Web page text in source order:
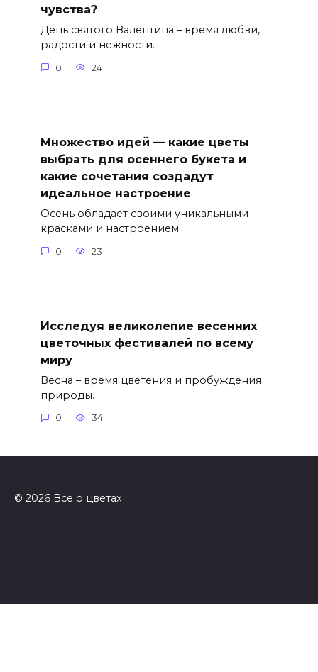
чувства?
День святого Валентина – время любви,
радости и нежности.
0 24
Множество идей — какие цветы
выбрать для осеннего букета и
какие сочетания создадут
идеальное настроение
Осень обладает своими уникальными
красками и настроением
0 23
Исследуя великолепие весенних
цветочных фестивалей по всему
миру
Весна – время цветения и пробуждения
природы.
0 34
© 2026 Все о цветах